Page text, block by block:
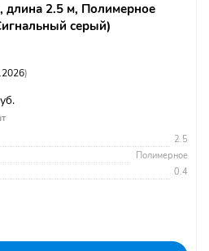
длина 2.5 м, Полимерное
серый)
)
2.5
Полимерное
0.4